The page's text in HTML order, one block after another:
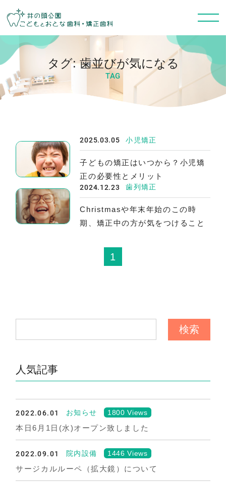
タグ:歯並びが気になる
TAG
2025.03.05 小児矯正
子どもの矯正はいつから？小児矯
正の必要性とメリット
2024.12.23 歯列矯正
Christmasや年末年始のこの時
期、矯正中の方が気をつけること
1
人気記事
2022.06.01 お知らせ 1800 Views
本日6月1日(水)オープン致しました
2022.09.01 院内設備 1446 Views
サージカルルーペ（拡大鏡）について